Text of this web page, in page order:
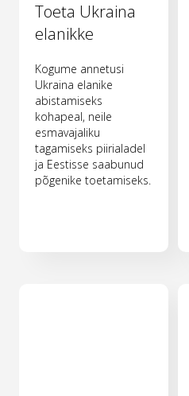
Toeta Ukraina
elanikke
Kogume annetusi
Ukraina elanike
abistamiseks
kohapeal, neile
esmavajaliku
tagamiseks piirialadel
ja Eestisse saabunud
põgenike toetamiseks.